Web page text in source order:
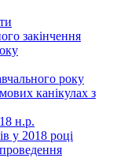
закінчення
року
канікулах з
н.р.
у 2018 році